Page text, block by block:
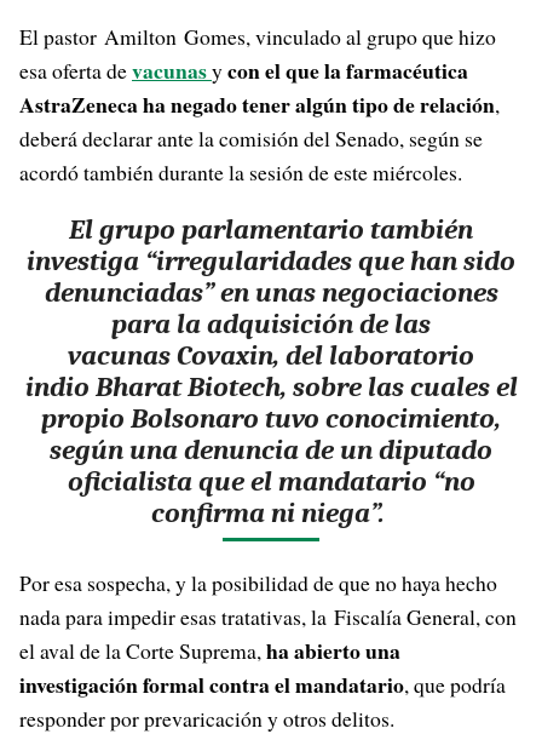
El pastor Amilton Gomes, vinculado al grupo que hizo
esa oferta devacunasycon el que la farmacéutica
AstraZeneca ha negado tener algún tipo de relación,
deberá declarar ante la comisión del Senado, según se
acordó también durante la sesión de este miércoles.
El grupo parlamentario también
investiga “irregularidades que han sido
denunciadas” en unas negociaciones
para la adquisición de las
vacunas Covaxin, del laboratorio
indio Bharat Biotech, sobre las cuales el
propio Bolsonaro tuvo conocimiento,
según una denuncia de un diputado
oficialista que el mandatario “no
confirma ni niega”.
Por esa sospecha, y la posibilidad de que no haya hecho
nada para impedir esas tratativas, la Fiscalía General, con
el aval de la Corte Suprema,ha abierto una
investigación formal contra el mandatario, que podría
responder por prevaricación y otros delitos.